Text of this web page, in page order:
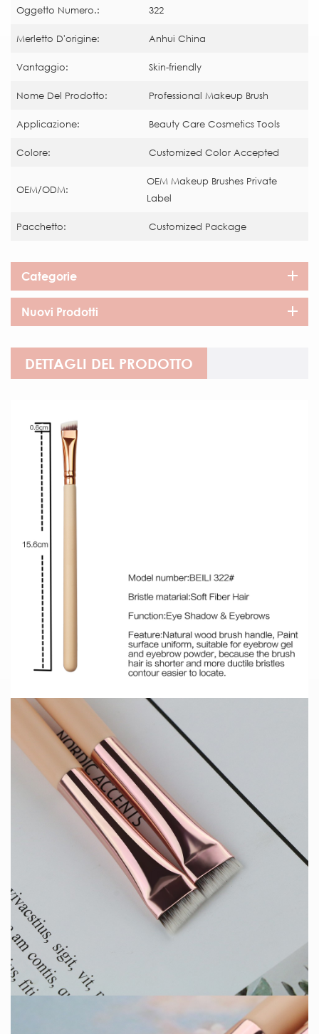
Oggetto Numero.: 322
Merletto D'origine: Anhui China
Vantaggio: Skin-friendly
Nome Del Prodotto: Professional Makeup Brush
Applicazione: Beauty Care Cosmetics Tools
Colore: Customized Color Accepted
OEM/ODM:
OEM Makeup Brushes Private
Label
Pacchetto: Customized Package
Categorie
Nuovi Prodotti
DETTAGLI DEL PRODOTTO